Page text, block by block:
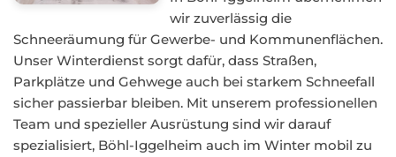
wir zuverlässig die
Schneeräumung für Gewerbe- und Kommunenflächen.
Unser Winterdienst sorgt dafür, dass Straßen,
Parkplätze und Gehwege auch bei starkem Schneefall
sicher passierbar bleiben. Mit unserem professionellen
Team und spezieller Ausrüstung sind wir darauf
spezialisiert, Böhl-Iggelheim auch im Winter mobil zu